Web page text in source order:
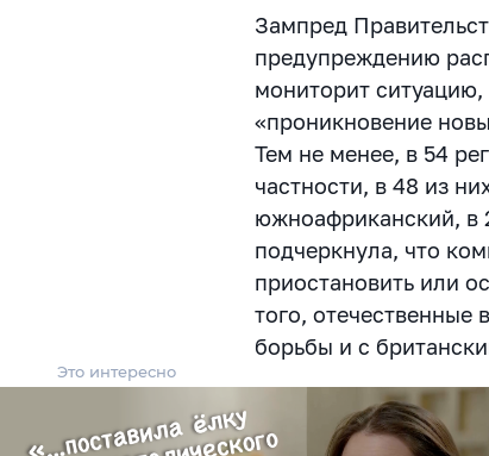
Зампред
предупреждению
мониторит
«проникновение
Тем не менее, в 54
частности, в 48 из
южноафриканский, в
подчеркнула, что
приостановить или
того,
борьбы и с
Это интересно